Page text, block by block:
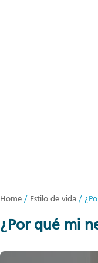
Home / Estilo de vida /
¿por qué mi